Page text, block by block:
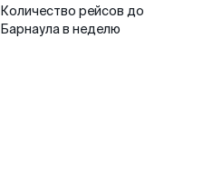
Количество рейсов до
Барнаула в неделю